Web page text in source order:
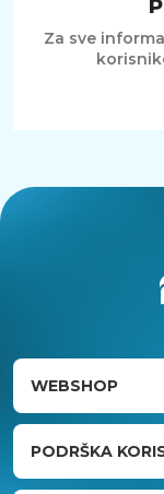
Za sve
WEBSHOP
PODRŠKA